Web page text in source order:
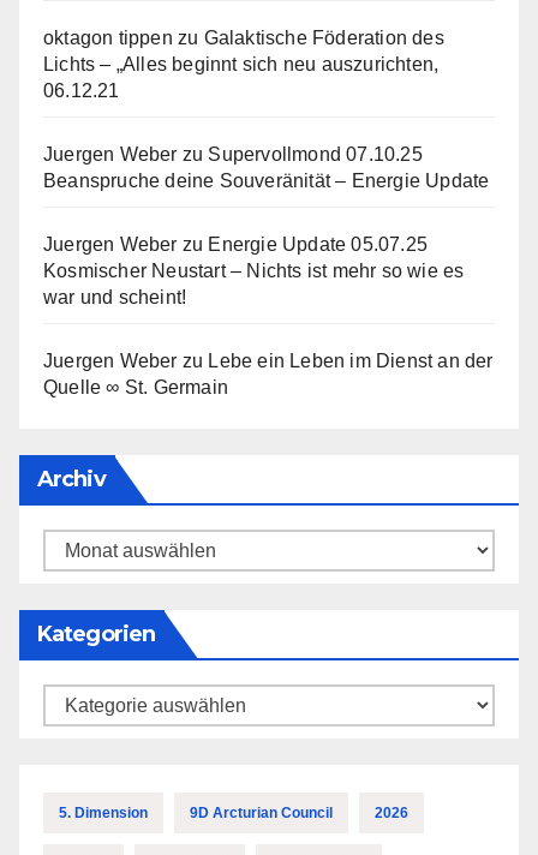
oktagon tippen zu Galaktische Föderation des
Lichts – „Alles beginnt sich neu auszurichten,
06.12.21
Juergen Weber zu Supervollmond 07.10.25
Beanspruche deine Souveränität – Energie Update
Juergen Weber zu Energie Update 05.07.25
Kosmischer Neustart – Nichts ist mehr so wie es
war und scheint!
Juergen Weber zu Lebe ein Leben im Dienst an der
Quelle ∞ St. Germain
Archiv
Archiv
Kategorien
Kategorien
5. Dimension 9D Arcturian Council 2026